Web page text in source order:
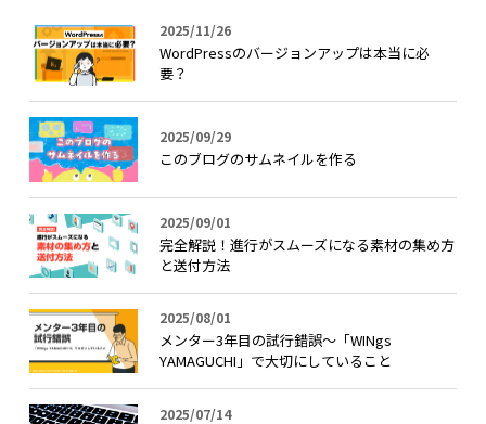
WordPressのバージョンアップは本当に必
要？
2025/11/26
このブログのサムネイルを作る
2025/09/29
完全解説！進行がスムーズになる素材の集め方
と送付方法
2025/09/01
メンター3年目の試行錯誤〜「WINgs
YAMAGUCHI」で大切にしていること
2025/08/01
2025/07/14